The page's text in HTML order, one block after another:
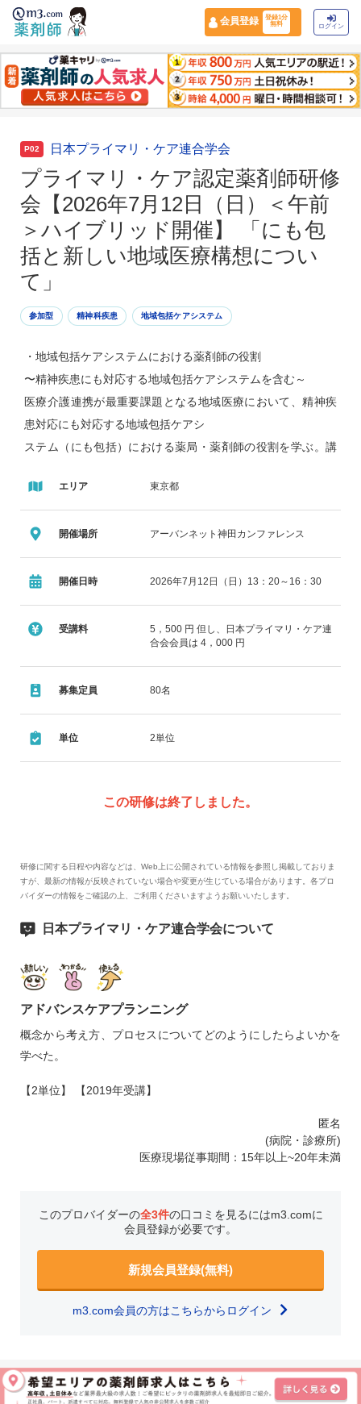
会員登録
登録1分
無料
ログイン
P02 日本プライマリ・ケア連合学会
プライマリ・ケア認定薬剤師研修
会【2026年7月12日（日）＜午前
＞ハイブリッド開催】 「にも包
括と新しい地域医療構想につい
て」
参加型 精神科疾患 地域包括ケアシステム
・地域包括ケアシステムにおける薬剤師の役割
〜精神疾患にも対応する地域包括ケアシステムを含む～
医療介護連携が最重要課題となる地域医療において、精神疾
患対応にも対応する地域包括ケアシ
ステム（にも包括）における薬局・薬剤師の役割を学ぶ。講
割を考えるディスカッションを行う。
・これからどうなる日本の地域医療〜2040 年を目途とした新
しい地域医療構想とは〜
限りある医療資源を最適化・効率化しながら、「治す医療」
と「治し支える医療」を担う医療機
関の役割分担を明確化し、地域完結型の医療・介護連携体制
を構築することを目的としている。そ
の中で薬局や薬剤師がどのような役割を果たすべきかを講義
エリア 東京都
開催場所 アーバンネット神田カンファレンス
開催日時 2026年7月12日（日）13：20～16：30
受講料
5，500 円 但し、日本プライマリ・ケア連
合会会員は 4，000 円
募集定員 80名
単位 2単位
この研修は終了しました。
研修に関する日程や内容などは、Web上に公開されている情報を参照し掲載しておりま
すが、最新の情報が反映されていない場合や変更が生じている場合があります。各プロ
バイダーの情報をご確認の上、ご利用くださいますようお願いいたします。
日本プライマリ・ケア連合学会について
アドバンスケアプランニング
概念から考え方、プロセスについてどのようにしたらよいかを
学べた。
【2単位】 【2019年受講】
匿名
(病院・診療所)
医療現場従事期間：15年以上~20年未満
このプロバイダーの全3件の口コミを見るにはm3.comに
会員登録が必要です。
新規会員登録(無料)
m3.com会員の方はこちらからログイン